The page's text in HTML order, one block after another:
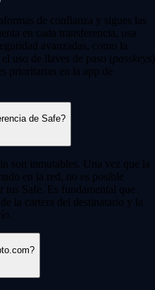
de confianza y sigues las
en cada transferencia, usa
avanzadas, como la
uso de llaves de paso (passkeys )
prioritarias en la app de
de Safe?
son inmutables. Una vez que la
en la red, no es posible
tus Safe. Es fundamental que
la cartera del destinatario y la